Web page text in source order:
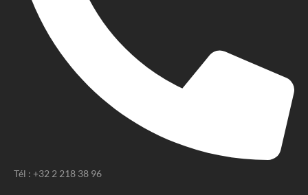
Tél : +32 2 218 38 96